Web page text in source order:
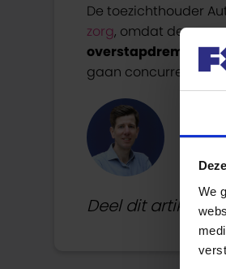
We
De toezichthouder
zorg, omdat de
overstapdrempels
gaan concurreren.
Dit
Deel dit artikel: